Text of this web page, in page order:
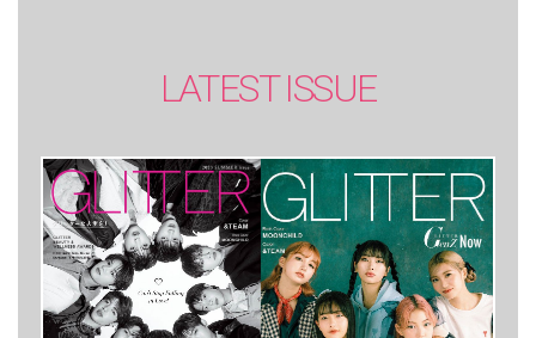
LATEST ISSUE